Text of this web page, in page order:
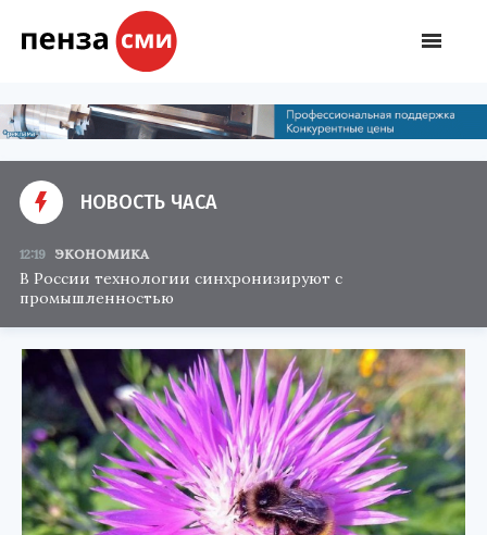
НОВОСТЬ ЧАСА
12:19 ЭКОНОМИКА
В России технологии синхронизируют с
промышленностью